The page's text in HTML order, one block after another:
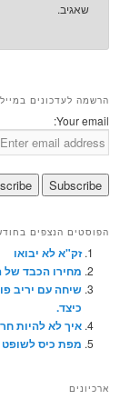
שאגיב.
הרשמה לעדכונים במייל
Your email:
הפוסטים הנצפים
זק"א לא יבואו
מחירו הכבד של
שיחה עם יריב
כיצד.
איך לא להיות
מפת כיס
ארכיונים